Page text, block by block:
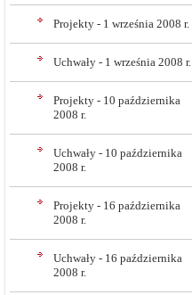
Projekty - 1 września 2008 r.
Uchwały - 1 września 2008 r.
Projekty - 10 października
2008 r.
Uchwały - 10 października
2008 r.
Projekty - 16 października
2008 r.
Uchwały - 16 października
2008 r.